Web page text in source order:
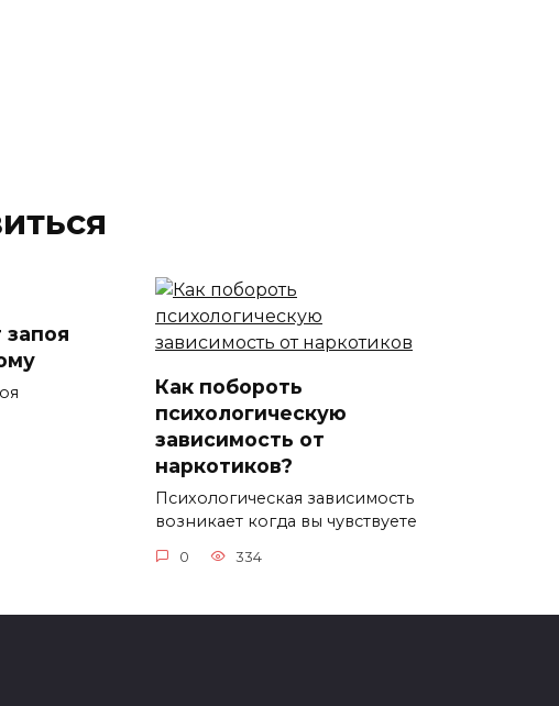
запоя
Как побороть
психологическую
зависимость от
наркотиков?
Психологическая зависимость
возникает когда вы чувствуете
0 334